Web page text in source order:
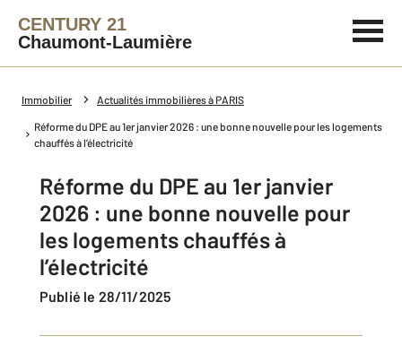
CENTURY 21
Chaumont-Laumière
Immobilier Actualités immobilières à PARIS
Réforme du DPE au 1er janvier 2026 : une bonne nouvelle pour les logements
chauffés à l’électricité
Réforme du DPE au 1er janvier
2026 : une bonne nouvelle pour
les logements chauffés à
l’électricité
Publié le 28/11/2025